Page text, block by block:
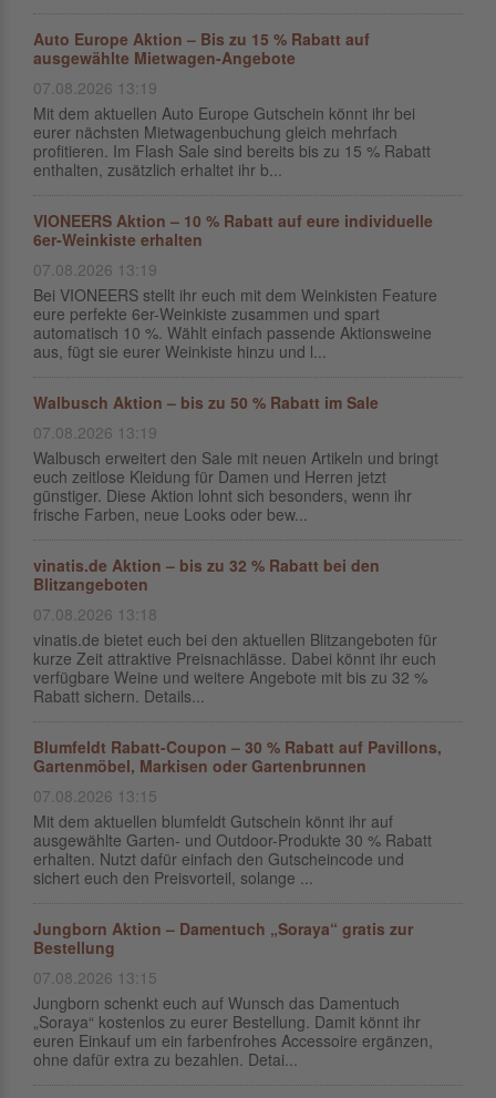
Auto Europe Aktion – Bis zu 15 % Rabatt auf
ausgewählte Mietwagen-Angebote
07.08.2026 13:19
Mit dem aktuellen Auto Europe Gutschein könnt ihr bei
eurer nächsten Mietwagenbuchung gleich mehrfach
profitieren. Im Flash Sale sind bereits bis zu 15 % Rabatt
enthalten, zusätzlich erhaltet ihr b...
VIONEERS Aktion – 10 % Rabatt auf eure individuelle
6er-Weinkiste erhalten
07.08.2026 13:19
Bei VIONEERS stellt ihr euch mit dem Weinkisten Feature
eure perfekte 6er-Weinkiste zusammen und spart
automatisch 10 %. Wählt einfach passende Aktionsweine
aus, fügt sie eurer Weinkiste hinzu und l...
Walbusch Aktion – bis zu 50 % Rabatt im Sale
07.08.2026 13:19
Walbusch erweitert den Sale mit neuen Artikeln und bringt
euch zeitlose Kleidung für Damen und Herren jetzt
günstiger. Diese Aktion lohnt sich besonders, wenn ihr
frische Farben, neue Looks oder bew...
vinatis.de Aktion – bis zu 32 % Rabatt bei den
Blitzangeboten
07.08.2026 13:18
vinatis.de bietet euch bei den aktuellen Blitzangeboten für
kurze Zeit attraktive Preisnachlässe. Dabei könnt ihr euch
verfügbare Weine und weitere Angebote mit bis zu 32 %
Rabatt sichern. Details...
Blumfeldt Rabatt-Coupon – 30 % Rabatt auf Pavillons,
Gartenmöbel, Markisen oder Gartenbrunnen
07.08.2026 13:15
Mit dem aktuellen blumfeldt Gutschein könnt ihr auf
ausgewählte Garten- und Outdoor-Produkte 30 % Rabatt
erhalten. Nutzt dafür einfach den Gutscheincode und
sichert euch den Preisvorteil, solange ...
Jungborn Aktion – Damentuch „Soraya“ gratis zur
Bestellung
07.08.2026 13:15
Jungborn schenkt euch auf Wunsch das Damentuch
„Soraya“ kostenlos zu eurer Bestellung. Damit könnt ihr
euren Einkauf um ein farbenfrohes Accessoire ergänzen,
ohne dafür extra zu bezahlen. Detai...